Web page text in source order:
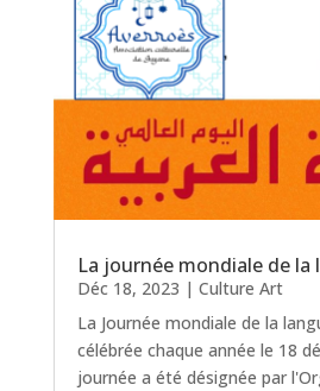
La journée mondiale de la
Déc 18, 2023 | Culture Art
La Journée mondiale de la
célébrée chaque année le 18
journée a été désignée par